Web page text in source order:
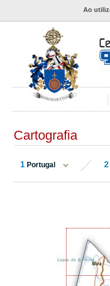
Ao
Cartografia
1 Portugal 2